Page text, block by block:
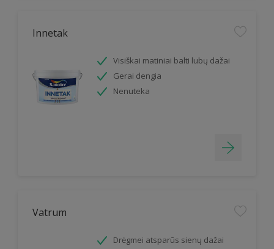
Innetak
Visiškai matiniai balti lubų dažai
Gerai dengia
Nenuteka
Vatrum
Drėgmei atsparūs sienų dažai